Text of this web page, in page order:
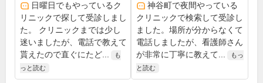
日曜日でもやっているク
リニックで探して受診しまし
た。 クリニックまでは少し
迷いましたが、電話で教えて
貰えたので直ぐにたど...
も
っと読む
神谷町で夜間やっている
クリニックで検索して受診し
ました。場所が分からなくて
電話しましたが、看護師さん
が非常に丁寧に教えて...
もっ
と読む